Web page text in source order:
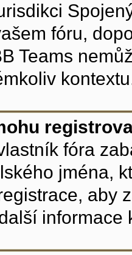
fóru,
Teams
fóra
jména,
aby